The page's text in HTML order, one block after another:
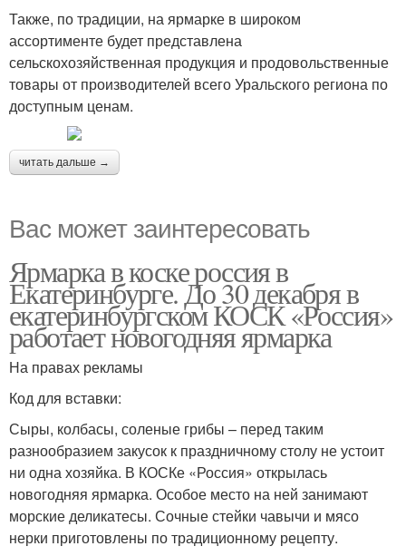
Также, по традиции, на ярмарке в широком
ассортименте будет представлена
сельскохозяйственная продукция и продовольственные
товары от производителей всего Уральского региона по
доступным ценам.
читать дальше →
Вас может заинтересовать
Ярмарка в коске россия в
Екатеринбурге. До 30 декабря в
екатеринбургском КОСК «Россия»
работает новогодняя ярмарка
На правах рекламы
Код для вставки:
Сыры, колбасы, соленые грибы – перед таким
разнообразием закусок к праздничному столу не устоит
ни одна хозяйка. В КОСКе «Россия» открылась
новогодняя ярмарка. Особое место на ней занимают
морские деликатесы. Сочные стейки чавычи и мясо
нерки приготовлены по традиционному рецепту.